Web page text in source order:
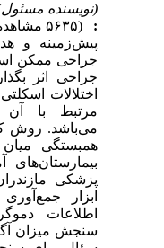
(نویسنده مسئول)
پیش‌زمینه و
جراحی ممکن
جراحی اثر
اختلالات
مرتبط با آن
می‌باشد. روش
بیمارستان‌های
ابزار